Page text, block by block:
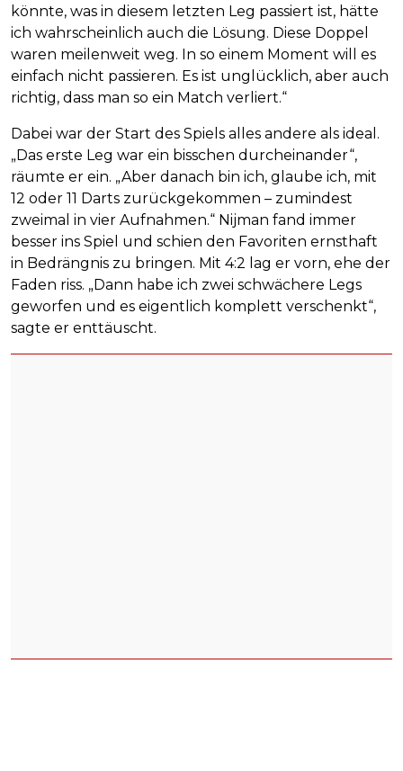
könnte, was in diesem letzten Leg passiert ist, hätte
ich wahrscheinlich auch die Lösung. Diese Doppel
waren meilenweit weg. In so einem Moment will es
einfach nicht passieren. Es ist unglücklich, aber auch
richtig, dass man so ein Match verliert.“
Dabei war der Start des Spiels alles andere als ideal.
„Das erste Leg war ein bisschen durcheinander“,
räumte er ein. „Aber danach bin ich, glaube ich, mit
12 oder 11 Darts zurückgekommen – zumindest
zweimal in vier Aufnahmen.“ Nijman fand immer
besser ins Spiel und schien den Favoriten ernsthaft
in Bedrängnis zu bringen. Mit 4:2 lag er vorn, ehe der
Faden riss. „Dann habe ich zwei schwächere Legs
geworfen und es eigentlich komplett verschenkt“,
sagte er enttäuscht.